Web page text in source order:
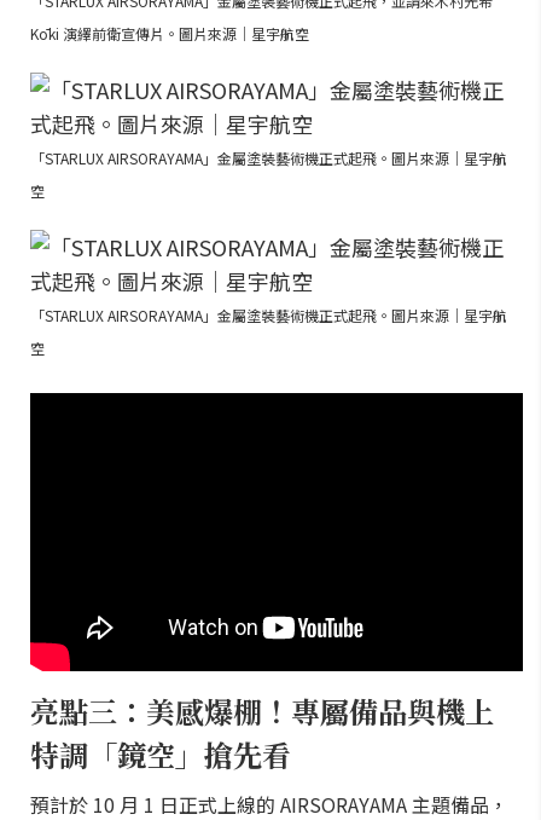
Kōki 演繹前衛宣傳片。圖片來源｜星宇航空
「STARLUX AIRSORAYAMA」金屬塗裝藝術機正式起飛。圖片來源｜星宇航
空
「STARLUX AIRSORAYAMA」金屬塗裝藝術機正式起飛。圖片來源｜星宇航
空
亮點三：美感爆棚！專屬備品與機上
特調「鏡空」搶先看
預計於 10 月 1 日正式上線的 AIRSORAYAMA 主題備品，